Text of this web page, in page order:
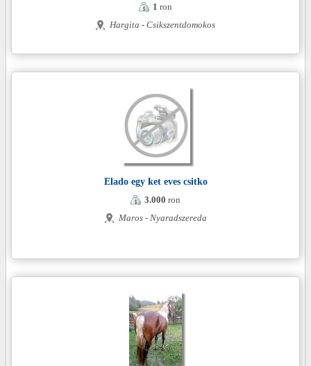
1 ron
Hargita - Csikszentdomokos
Elado egy ket eves csitko
3.000 ron
Maros - Nyaradszereda